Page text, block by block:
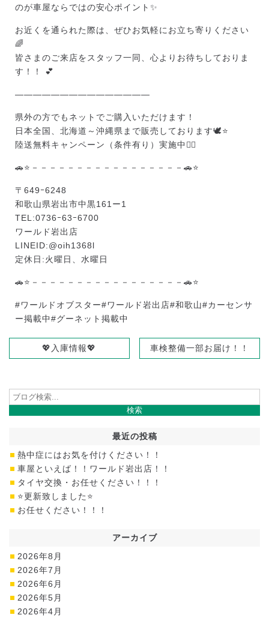
のが車屋ならではの安心ポイント✨
お近くを通られた際は、ぜひお気軽にお立ち寄りください
🌈
皆さまのご来店をスタッフ一同、心よりお待ちしておりま
す！！ 💕
———————————————
県外の方でもネットでご購入いただけます！
日本全国、北海道～沖縄県まで販売しております🕊️⭐
陸送無料キャンペーン（条件有り）実施中❤️‍🔥
🚗⭐－－－－－－－－－－－－－－－－－🚗⭐
〒649ｰ6248
和歌山県岩出市中黒161ー1
TEL:0736ｰ63ｰ6700
ワールド岩出店
LINEID:@oih1368l
定休日:火曜日、水曜日
🚗⭐－－－－－－－－－－－－－－－－－🚗⭐
#ワールドオブスター#ワールド岩出店#和歌山#カーセンサ
ー掲載中#グーネット掲載中
💖入庫情報💖 車検整備一部お届け！！
最近の投稿
熱中症にはお気を付けください！！
車屋といえば！！ワールド岩出店！！
タイヤ交換・お任せください！！！
⭐更新致しました⭐
お任せください！！！
アーカイブ
2026年8月
2026年7月
2026年6月
2026年5月
2026年4月